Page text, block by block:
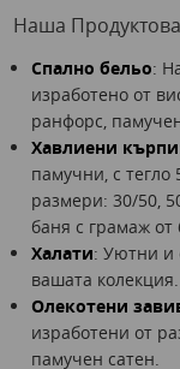
Наша
Спално бельо:
изработено от
ранфорс,
Хавлиени кърпи
памучни, с
размери: 30/50,
баня с грамаж от
Халати: Уютни и
вашата колекция.
Олекотени
изработени от
памучен сатен.